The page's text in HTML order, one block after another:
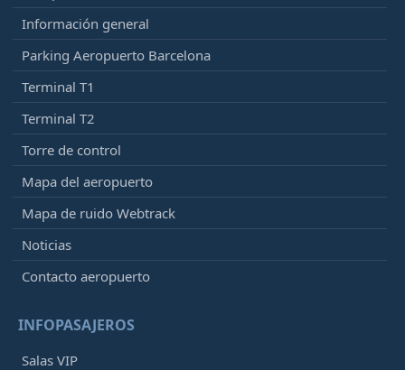
Información general
Parking Aeropuerto Barcelona
Terminal T1
Terminal T2
Torre de control
Mapa del aeropuerto
Mapa de ruido Webtrack
Noticias
Contacto aeropuerto
INFOPASAJEROS
Salas VIP